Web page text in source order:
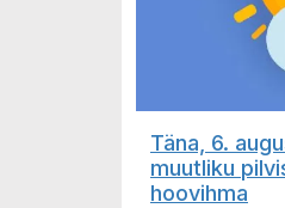
Täna, 6.
muutliku
hoovihma